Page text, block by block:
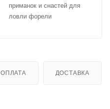
приманок и снастей для
ловли форели
ОПЛАТА ДОСТАВКА